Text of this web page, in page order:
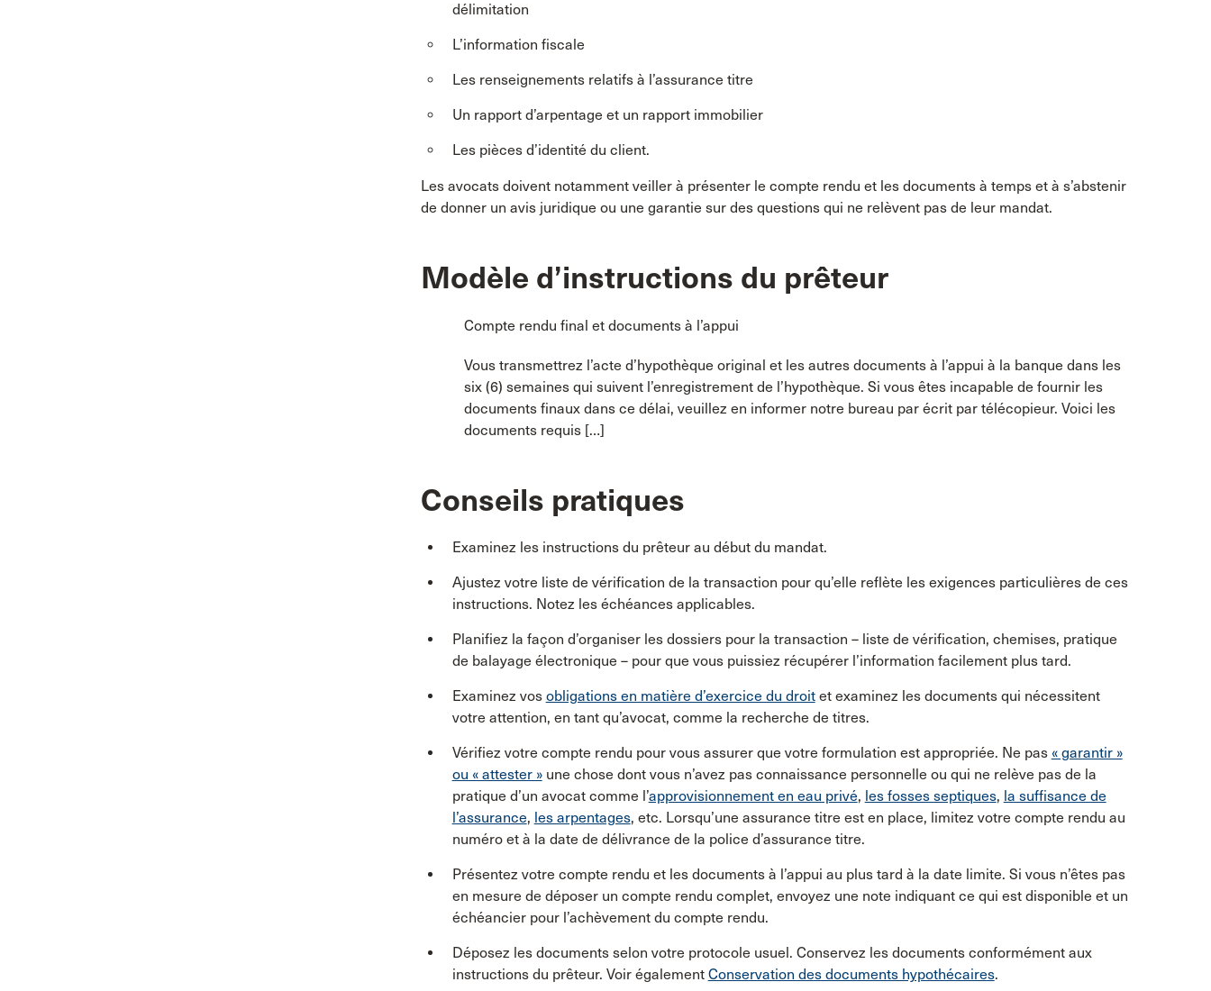
délimitation
L’information fiscale
Les renseignements relatifs à l’assurance titre
Un rapport d’arpentage et un rapport immobilier
Les pièces d’identité du client.
Les avocats doivent notamment veiller à présenter le compte rendu et les documents à temps et à s’abstenir
de donner un avis juridique ou une garantie sur des questions qui ne relèvent pas de leur mandat.
Modèle d’instructions du prêteur
Compte rendu final et documents à l’appui
Vous transmettrez l’acte d’hypothèque original et les autres documents à l’appui à la banque dans les
six (6) semaines qui suivent l’enregistrement de l’hypothèque. Si vous êtes incapable de fournir les
documents finaux dans ce délai, veuillez en informer notre bureau par écrit par télécopieur. Voici les
documents requis […]
Conseils pratiques
Examinez les instructions du prêteur au début du mandat.
Ajustez votre liste de vérification de la transaction pour qu’elle reflète les exigences particulières de ces
instructions. Notez les échéances applicables.
Planifiez la façon d’organiser les dossiers pour la transaction – liste de vérification, chemises, pratique
de balayage électronique – pour que vous puissiez récupérer l’information facilement plus tard.
Examinez vos obligations en matière d’exercice du droitet examinez les documents qui nécessitent
votre attention, en tant qu’avocat, comme la recherche de titres.
Vérifiez votre compte rendu pour vous assurer que votre formulation est appropriée. Ne pas « garantir »
ou « attester »une chose dont vous n’avez pas connaissance personnelle ou qui ne relève pas de la
pratique d’un avocat comme l’approvisionnement en eau privé, les fosses septiques, la suffisance de
l’assurance, les arpentages, etc. Lorsqu’une assurance titre est en place, limitez votre compte rendu au
numéro et à la date de délivrance de la police d’assurance titre.
Présentez votre compte rendu et les documents à l’appui au plus tard à la date limite. Si vous n’êtes pas
en mesure de déposer un compte rendu complet, envoyez une note indiquant ce qui est disponible et un
échéancier pour l’achèvement du compte rendu.
Déposez les documents selon votre protocole usuel. Conservez les documents conformément aux
instructions du prêteur. Voir également Conservation des documents hypothécaires.